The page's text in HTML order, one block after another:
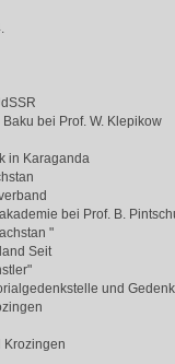
bei Prof. W. Klepikow
in Karaganda
bei Prof. B.
"
Seit
und